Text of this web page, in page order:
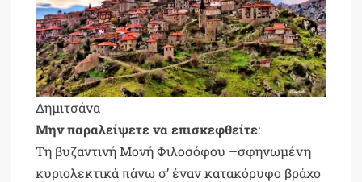
Δημιτσάνα
Μην παραλείψετε να επισκεφθείτε:
Τη βυζαντινή Μονή Φιλοσόφου –σφηνωμένη
κυριολεκτικά πάνω σ’ έναν κατακόρυφο βράχο